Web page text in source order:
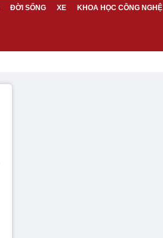
ĐỜI SỐNG XE KHOA HỌC CÔNG NGHỆ